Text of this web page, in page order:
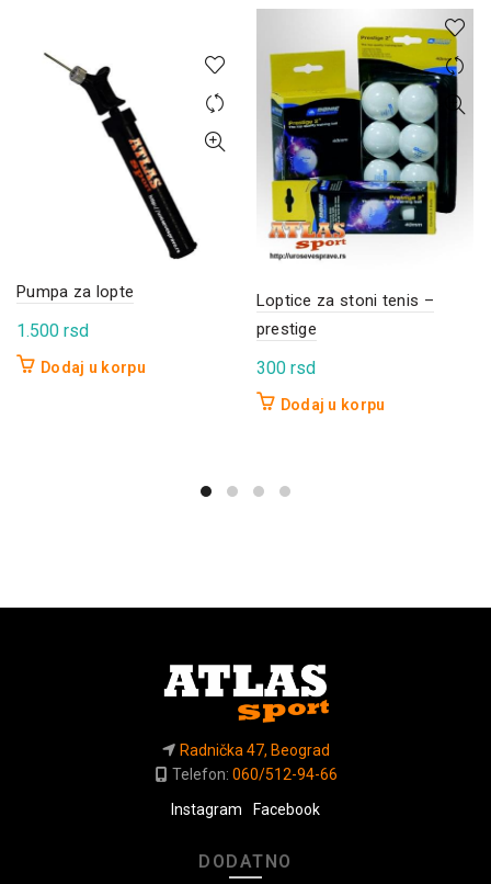
Pumpa za lopte
1.500 rsd
Dodaj u korpu
Loptice za stoni tenis –
prestige
300 rsd
Dodaj u korpu
Radnička 47, Beograd
Telefon: 060/512-94-66
Instagram
Facebook
DODATNO